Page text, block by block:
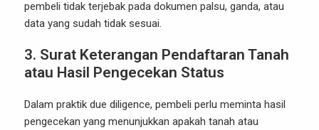
pembeli tidak terjebak pada dokumen palsu, ganda, atau
data yang sudah tidak sesuai.
3. Surat Keterangan Pendaftaran Tanah
atau Hasil Pengecekan Status
Dalam praktik due diligence, pembeli perlu meminta hasil
pengecekan yang menunjukkan apakah tanah atau